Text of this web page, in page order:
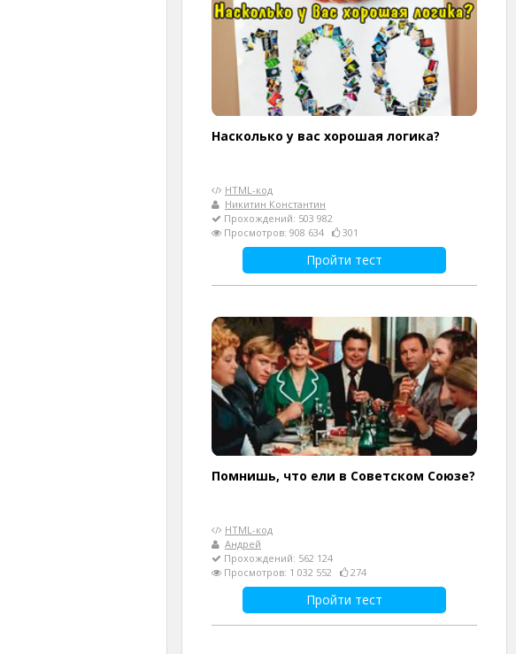
Насколько у вас хорошая логика?
HTML-код
Никитин Константин
Прохождений: 503 982
Просмотров: 908 634
301
Пройти тест
Помнишь, что ели в Советском Союзе?
HTML-код
Андрей
Прохождений: 562 124
Просмотров: 1 032 552
274
Пройти тест